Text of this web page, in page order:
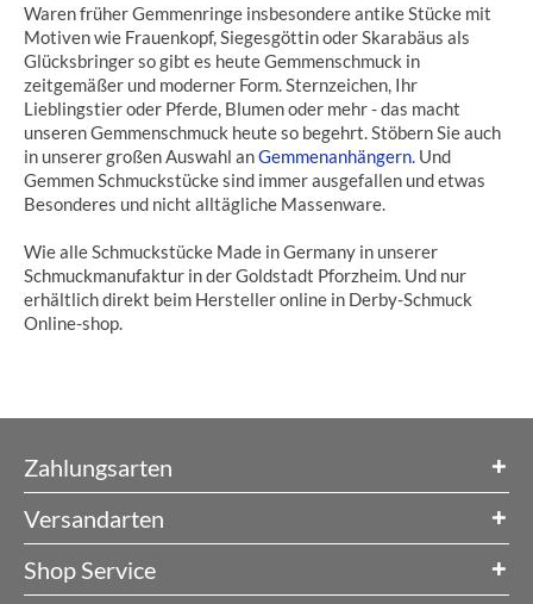
Waren früher Gemmenringe insbesondere antike Stücke mit
Motiven wie Frauenkopf, Siegesgöttin oder Skarabäus als
Glücksbringer so gibt es heute Gemmenschmuck in
zeitgemäßer und moderner Form. Sternzeichen, Ihr
Lieblingstier oder Pferde, Blumen oder mehr - das macht
unseren Gemmenschmuck heute so begehrt. Stöbern Sie auch
in unserer großen Auswahl anGemmenanhängern. Und
Gemmen Schmuckstücke sind immer ausgefallen und etwas
Besonderes und nicht alltägliche Massenware.
Wie alle Schmuckstücke Made in Germany in unserer
Schmuckmanufaktur in der Goldstadt Pforzheim. Und nur
erhältlich direkt beim Hersteller online in Derby-Schmuck
Online-shop.
Zahlungsarten
Versandarten
Shop Service